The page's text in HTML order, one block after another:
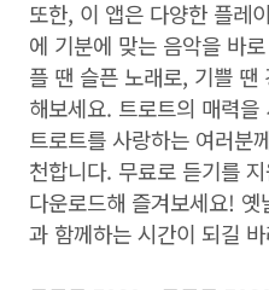
또한, 이 앱은 다양한 플레
에 기분에 맞는 음악을 바
플 땐 슬픈 노래로, 기쁠 땐
해보세요. 트로트의 매력
트로트를 사랑하는 여러
천합니다. 무료로 듣기를
다운로드해 즐겨보세요!
과 함께하는 시간이 되길